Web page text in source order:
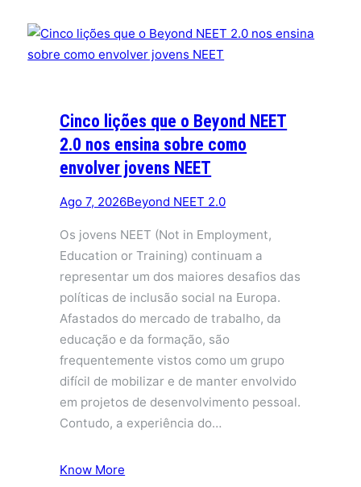
Cinco lições que o Beyond NEET
2.0 nos ensina sobre como
envolver jovens NEET
Ago 7, 2026Beyond NEET 2.0
Os jovens NEET (Not in Employment,
Education or Training) continuam a
representar um dos maiores desafios das
políticas de inclusão social na Europa.
Afastados do mercado de trabalho, da
educação e da formação, são
frequentemente vistos como um grupo
difícil de mobilizar e de manter envolvido
em projetos de desenvolvimento pessoal.
Contudo, a experiência do…
Know More